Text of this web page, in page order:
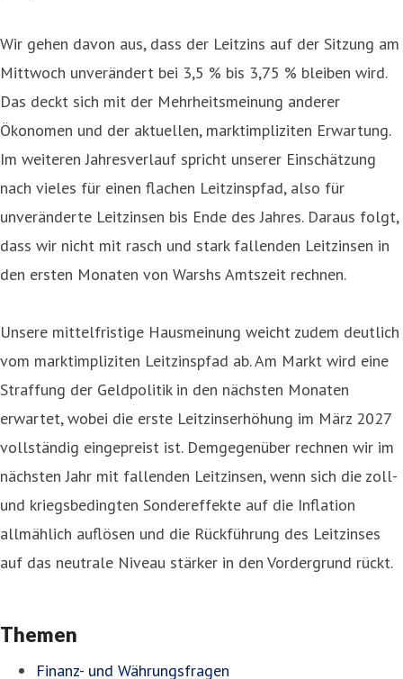
Wir gehen davon aus, dass der Leitzins auf der Sitzung am
Mittwoch unverändert bei 3,5 % bis 3,75 % bleiben wird.
Das deckt sich mit der Mehrheitsmeinung anderer
Ökonomen und der aktuellen, marktimpliziten Erwartung.
Im weiteren Jahresverlauf spricht unserer Einschätzung
nach vieles für einen flachen Leitzinspfad, also für
unveränderte Leitzinsen bis Ende des Jahres. Daraus folgt,
dass wir nicht mit rasch und stark fallenden Leitzinsen in
den ersten Monaten von Warshs Amtszeit rechnen.
Unsere mittelfristige Hausmeinung weicht zudem deutlich
vom marktimpliziten Leitzinspfad ab. Am Markt wird eine
Straffung der Geldpolitik in den nächsten Monaten
erwartet, wobei die erste Leitzinserhöhung im März 2027
vollständig eingepreist ist. Demgegenüber rechnen wir im
nächsten Jahr mit fallenden Leitzinsen, wenn sich die zoll-
und kriegsbedingten Sondereffekte auf die Inflation
allmählich auflösen und die Rückführung des Leitzinses
auf das neutrale Niveau stärker in den Vordergrund rückt.
Themen
Finanz- und Währungsfragen